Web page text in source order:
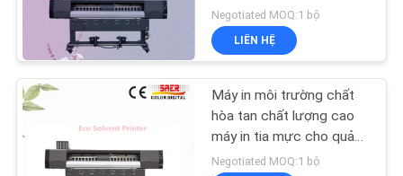
VIDEO
VỀ
CHÚNG
TÔI
Máy in vải kỹ thuật
số
176
Máy in môi trường dung
môi
Negotiated MOQ:1 bộ
LIÊN HỆ
Máy in môi trường chất
hòa tan chất lượng cao
máy in tia mực cho quảng
cáo
Negotiated MOQ:1 bộ